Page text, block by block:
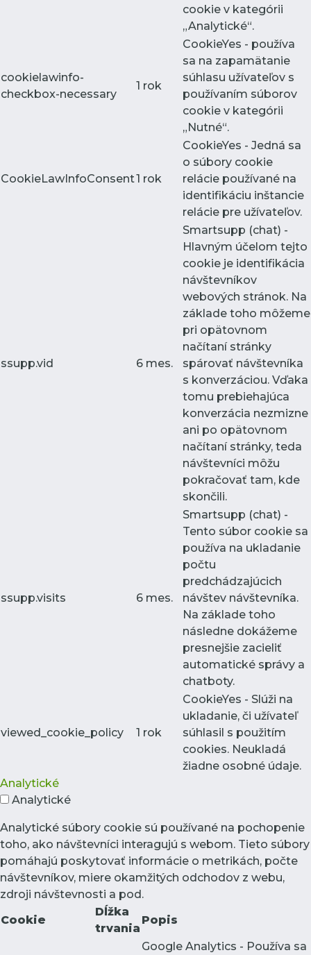
cookie v kategórii
„Analytické“.
cookielawinfo-
checkbox-necessary
1 rok
CookieYes - používa
sa na zapamätanie
súhlasu užívateľov s
používaním súborov
cookie v kategórii
„Nutné“.
CookieLawInfoConsent1 rok
CookieYes - Jedná sa
o súbory cookie
relácie používané na
identifikáciu inštancie
relácie pre užívateľov.
ssupp.vid 6 mes.
Smartsupp (chat) -
Hlavným účelom tejto
cookie je identifikácia
návštevníkov
webových stránok. Na
základe toho môžeme
pri opätovnom
načítaní stránky
spárovať návštevníka
s konverzáciou. Vďaka
tomu prebiehajúca
konverzácia nezmizne
ani po opätovnom
načítaní stránky, teda
návštevníci môžu
pokračovať tam, kde
skončili.
ssupp.visits 6 mes.
Smartsupp (chat) -
Tento súbor cookie sa
používa na ukladanie
počtu
predchádzajúcich
návštev návštevníka.
Na základe toho
následne dokážeme
presnejšie zacieliť
automatické správy a
chatboty.
viewed_cookie_policy 1 rok
CookieYes - Slúži na
ukladanie, či užívateľ
súhlasil s použitím
cookies. Neukladá
žiadne osobné údaje.
Analytické
Analytické
Analytické súbory cookie sú používané na pochopenie
toho, ako návštevníci interagujú s webom. Tieto súbory
pomáhajú poskytovať informácie o metrikách, počte
návštevníkov, miere okamžitých odchodov z webu,
zdroji návštevnosti a pod.
Cookie
Dĺžka
trvania
Popis
Google Analytics - Používa sa